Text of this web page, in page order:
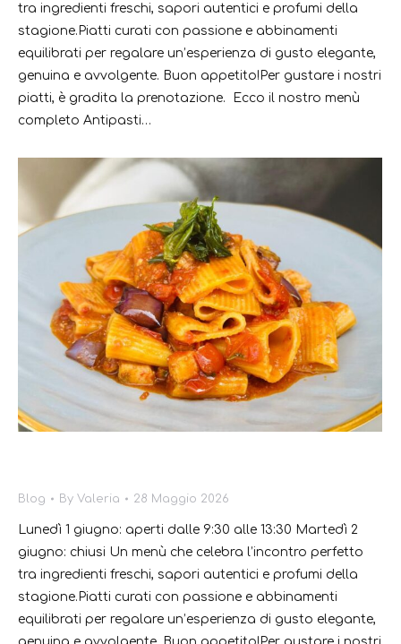
tra ingredienti freschi, sapori autentici e profumi della
stagione.Piatti curati con passione e abbinamenti
equilibrati per regalare un’esperienza di gusto elegante,
genuina e avvolgente. Buon appetito!Per gustare i nostri
piatti, è gradita la prenotazione. Ecco il nostro menù
completo Antipasti…
Blog By Valeria 28 Maggio 2026
Lunedì 1 giugno: aperti dalle 9:30 alle 13:30 Martedì 2
giugno: chiusi Un menù che celebra l’incontro perfetto
tra ingredienti freschi, sapori autentici e profumi della
stagione.Piatti curati con passione e abbinamenti
equilibrati per regalare un’esperienza di gusto elegante,